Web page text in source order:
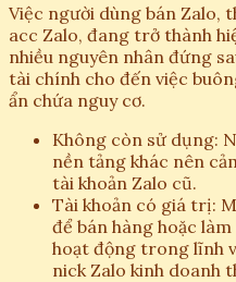
Việc người dùng bán Zalo,
acc Zalo, đang trở thành
nhiều nguyên nhân đứng
tài chính cho đến việc
ẩn chứa nguy cơ.
Không còn sử dụng:
nền tảng khác nên
tài khoản Zalo cũ.
Tài khoản có giá trị:
để bán hàng hoặc
hoạt động trong lĩnh
nick Zalo kinh doanh